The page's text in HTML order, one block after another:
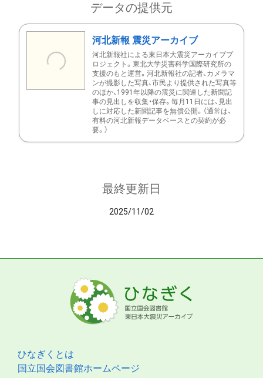
データの提供元
河北新報 震災アーカイブ
河北新報社による東日本大震災アーカイブプ
ロジェクト。東北大学災害科学国際研究所の
支援のもと運営。河北新報社の記者、カメラマ
ンが撮影した写真、市民より提供された写真等
のほか、1991年以降の震災に関連した新聞記
事の見出しを収集・保存。毎月11日には、見出
しに対応した新聞記事を無償公開。（通常は、
有料の河北新報データベースとの契約が必
要。）
最終更新日
2025/11/02
ひなぎくとは
国立国会図書館ホームページ